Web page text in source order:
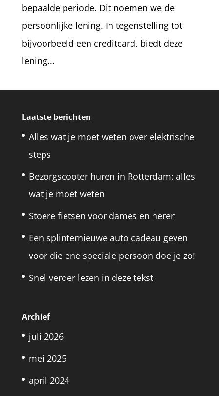
bepaalde periode. Dit noemen we de
persoonlijke lening. In tegenstelling tot
bijvoorbeeld een creditcard, biedt deze
lening...
Laatste berichten
Alles wat je moet weten over elektrische
steps
Bezorgscooter huren in Rotterdam: alles
wat je moet weten
Stoere fietsen voor dames en heren
Een splinternieuwe auto cadeau geven
voor die ene speciale persoon doe je zo!
Snel verder lezen in deze tekst
Archief
juli 2026
mei 2025
april 2024